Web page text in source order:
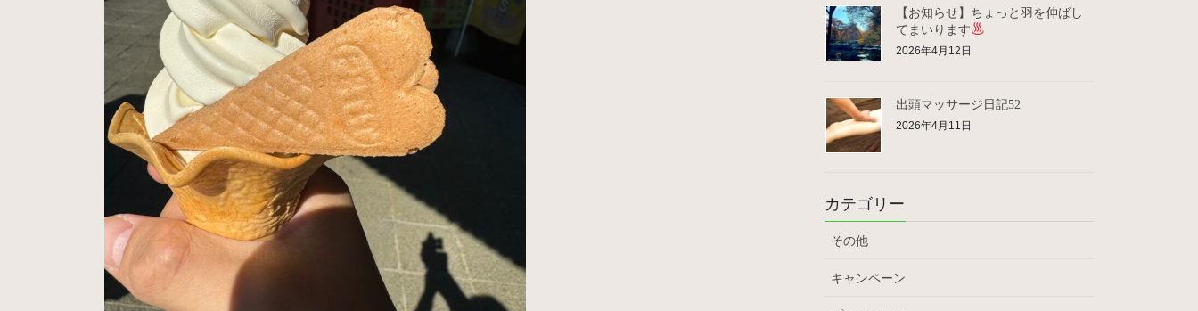
【お知らせ】ちょっと羽を伸ばし
てまいります
2026年4月12日
出頭マッサージ日記52
2026年4月11日
カテゴリー
その他
キャンペーン